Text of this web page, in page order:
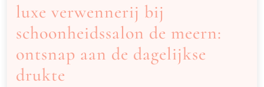
luxe verwennerij bij
schoonheidssalon de meern:
ontsnap aan de dagelijkse
drukte